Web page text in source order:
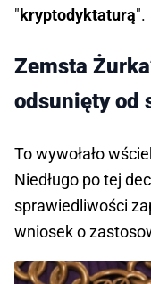
"kryptodyktaturą".
Zemsta
odsunięty od
To wywołało
Niedługo po tej
sprawiedliwości
wniosek o